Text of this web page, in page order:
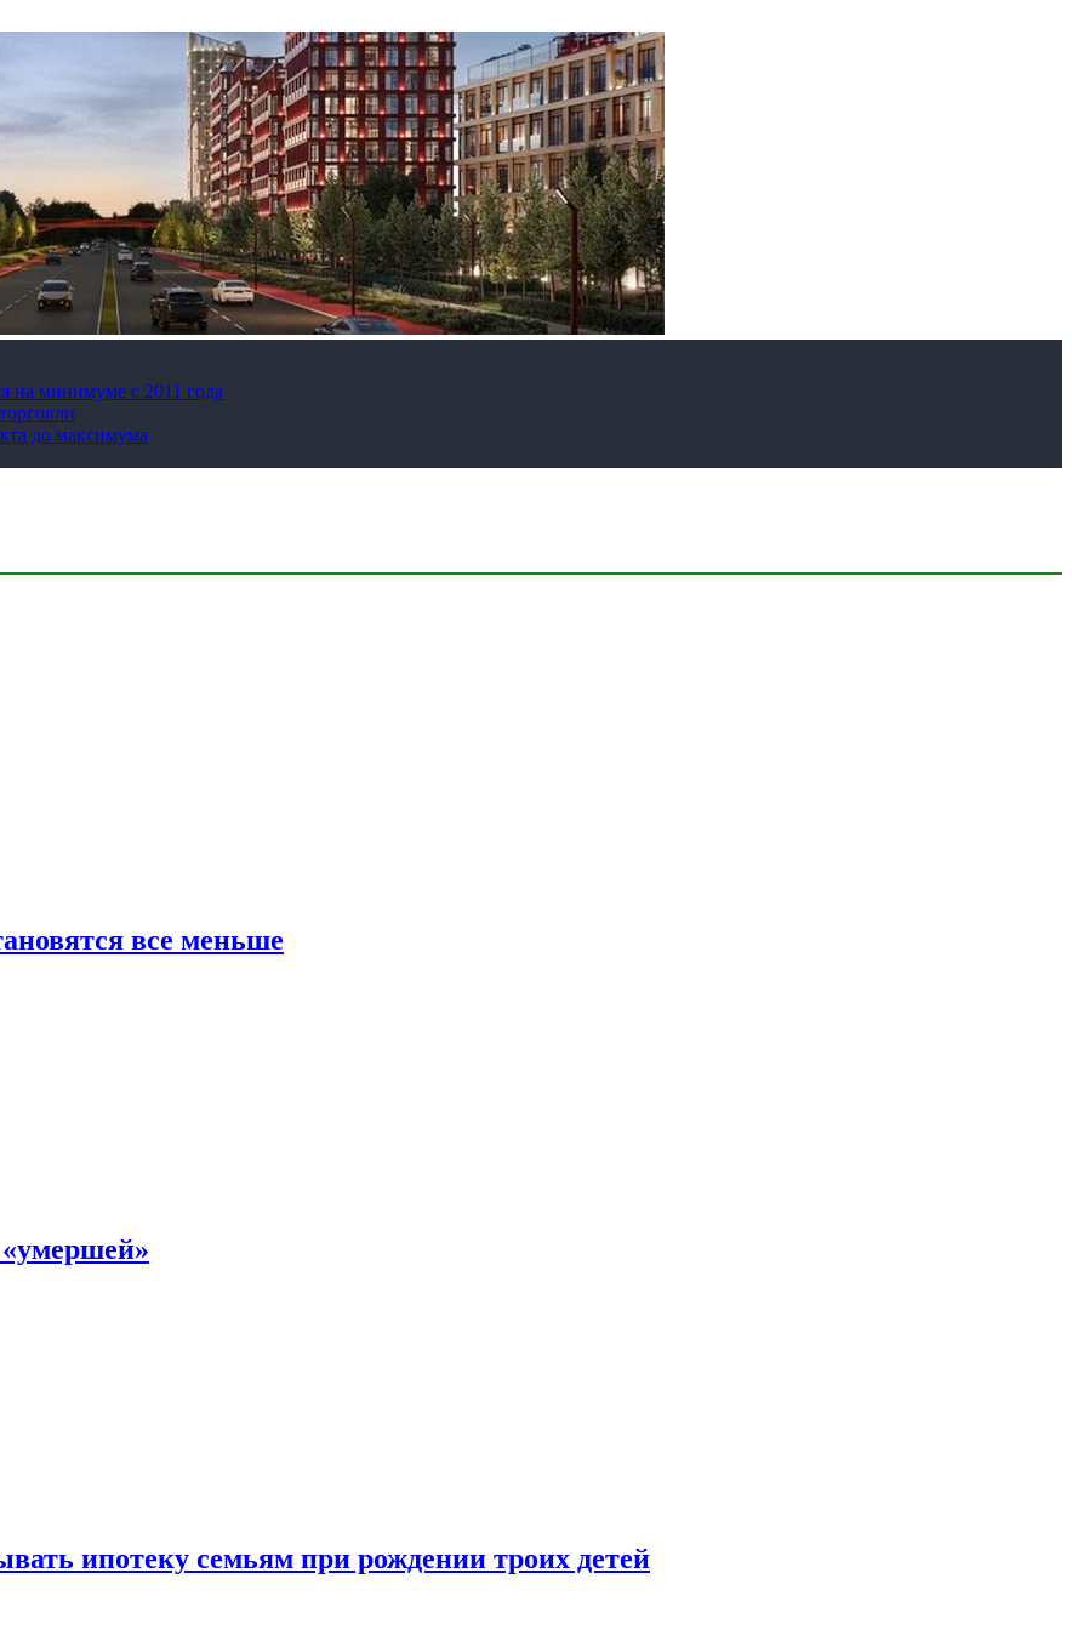
на минимуме с 2011 года
до максимума
все меньше
ипотеку семьям при рождении троих детей